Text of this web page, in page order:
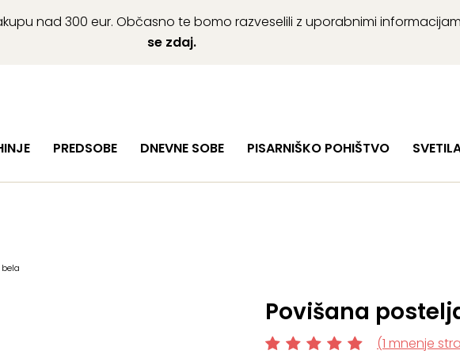
nad 300 eur. Občasno te bomo razveselili z uporabnimi
se zdaj.
PREDSOBE DNEVNE SOBE PISARNIŠKO POHIŠTVO
Povišana
Ocenjeno
(1 mnenje